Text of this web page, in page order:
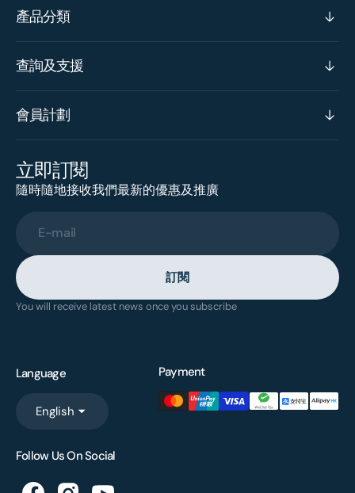
產品分類
查詢及支援
會員計劃
立即訂閱
隨時隨地接收我們最新的優惠及推廣
E-mail
訂閱
You will receive latest news once you subscribe
Language
English
Payment
Follow Us On Social